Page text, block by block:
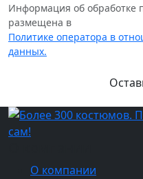
Информация об обработке
размещена в
Политике оператора в
данных.
О компании